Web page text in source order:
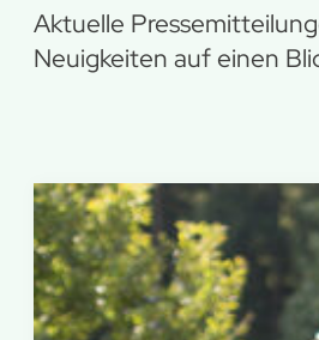
Aktuelle
Neuigkeiten auf einen